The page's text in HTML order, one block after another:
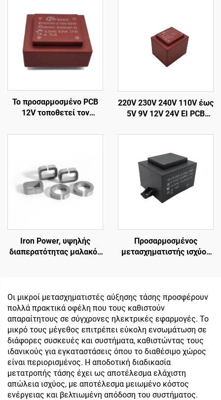
Το προσαρμοσμένο PCB
12V τοποθετεί τον
400V με τη συχνότητα
110V 220V 240V
220V 230V 240V 110V έως
5V 9V 12V 24V EI PCB
μετασχηματιστής Μικρός
PCB μετασχηματιστής
ρεύματος
Iron Power, υψηλής
διαπερατότητας μαλακός
απώλεια, είσοδος 110V,
πυρήνας μετασχηματιστή
εξόδου 380V
Προσαρμοσμένος
μετασχηματιστής ισχύος
36V Έξοδος Μέγιστη
είσοδος 380V
Οι μικροί μετασχηματιστές αύξησης τάσης προσφέρουν
πολλά πρακτικά οφέλη που τους καθιστούν
απαραίτητους σε σύγχρονες ηλεκτρικές εφαρμογές. Το
μικρό τους μέγεθος επιτρέπει εύκολη ενσωμάτωση σε
διάφορες συσκευές και συστήματα, καθιστώντας τους
ιδανικούς για εγκαταστάσεις όπου το διαθέσιμο χώρος
είναι περιορισμένος. Η αποδοτική διαδικασία
μετατροπής τάσης έχει ως αποτέλεσμα ελάχιστη
απώλεια ισχύος, με αποτέλεσμα μειωμένο κόστος
ενέργειας και βελτιωμένη απόδοση του συστήματος.